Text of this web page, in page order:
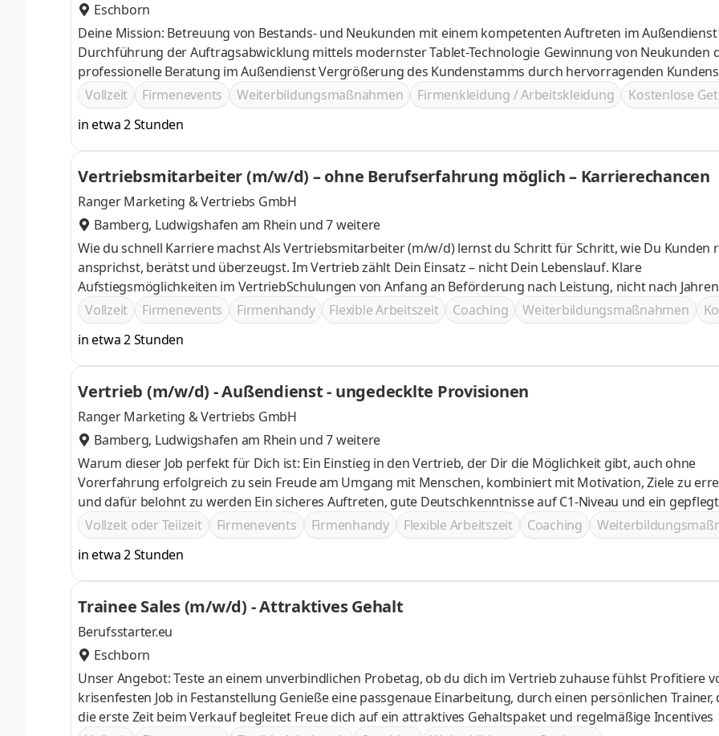
Eschborn
Deine Mission: Betreuung von Bestands- und Neukunden mit einem kompetenten Auftreten im Außendienst
Durchführung der Auftragsabwicklung mittels modernster Tablet-Technologie Gewinnung von Neukunden durch
professionelle Beratung im Außendienst Vergrößerung des Kundenstamms durch hervorragenden
Vollzeit
Firmenevents Weiterbildungsmaßnahmen Firmenkleidung / Arbeitskleidung Kostenlose
in etwa 2 Stunden
Vertriebsmitarbeiter (m/w/d) – ohne Berufserfahrung möglich – Karrierechancen
Ranger Marketing & Vertriebs GmbH
Bamberg, Ludwigshafen am Rhein und 7 weitere
Wie du schnell Karriere machst Als Vertriebsmitarbeiter (m/w/d) lernst du Schritt für Schritt, wie Du Kunden
ansprichst, berätst und überzeugst. Im Vertrieb zählt Dein Einsatz – nicht Dein Lebenslauf. Klare
Aufstiegsmöglichkeiten im VertriebSchulungen von Anfang an Beförderung nach Leistung, nicht nach Jahren Viele
starten als Vertriebsmitarbeiter (m/w/d) und übernehmen nach kurzer Zeit mehr Verantwortung.
Vollzeit Firmenevents Firmenhandy Flexible Arbeitszeit Coaching Weiterbildungsmaßnahmen
in etwa 2 Stunden
Vertrieb (m/w/d) - Außendienst - ungedecklte Provisionen
Ranger Marketing & Vertriebs GmbH
Bamberg, Ludwigshafen am Rhein und 7 weitere
Warum dieser Job perfekt für Dich ist: Ein Einstieg in den Vertrieb, der Dir die Möglichkeit gibt, auch ohne
Vorerfahrung erfolgreich zu sein Freude am Umgang mit Menschen, kombiniert mit Motivation, Ziele zu erreichen
und dafür belohnt zu werden Ein sicheres Auftreten, gute Deutschkenntnisse auf C1‑Niveau und ein gepflegtes
Erscheinungsbild
Vollzeit oder Teilzeit Firmenevents Firmenhandy Flexible Arbeitszeit Coaching
in etwa 2 Stunden
Trainee Sales (m/w/d) - Attraktives Gehalt
Berufsstarter.eu
Eschborn
Unser Angebot: Teste an einem unverbindlichen Probetag, ob du dich im Vertrieb zuhause fühlst Profitiere von einem
krisenfesten Job in Festanstellung Genieße eine passgenaue Einarbeitung, durch einen persönlichen Trainer, der dich
die erste Zeit beim Verkauf begleitet Freue dich auf ein attraktives Gehaltspaket und regelmäßige Incentives